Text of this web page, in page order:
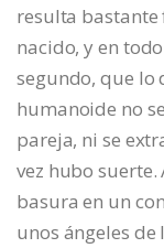
resulta bastante
nacido, y en
segundo, que lo
humanoide no
pareja, ni se
vez hubo
basura en un
unos ángeles